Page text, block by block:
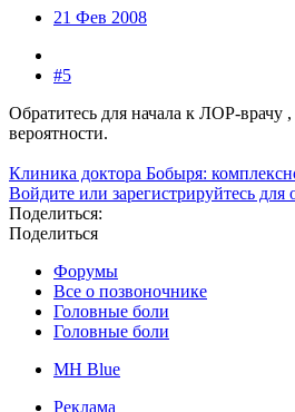
21 Фев 2008
#5
Обратитесь для начала к ЛОР-врачу
вероятности.
Клиника доктора Бобыря:
Войдите или зарегистрируйтесь для
Поделиться:
Поделиться
Форумы
Все о позвоночнике
Головные боли
Головные боли
MH Blue
Реклама